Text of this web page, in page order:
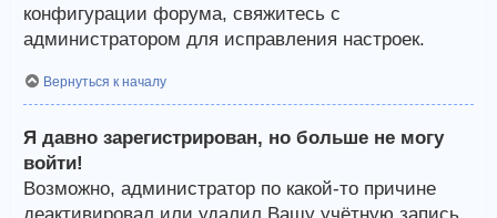
конфигурации форума, свяжитесь с
администратором для исправления настроек.
Вернуться к началу
Я давно зарегистрирован, но больше не могу
войти!
Возможно, администратор по какой-то причине